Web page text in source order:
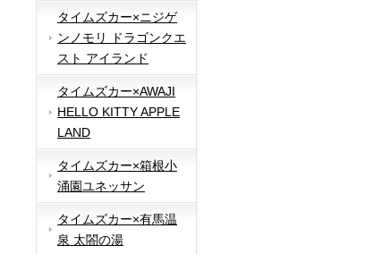
タイムズカー×ニジゲ
ンノモリ ドラゴンクエ
スト アイランド
タイムズカー×AWAJI
HELLO KITTY APPLE
LAND
タイムズカー×箱根小
涌園ユネッサン
タイムズカー×有馬温
泉 太閤の湯